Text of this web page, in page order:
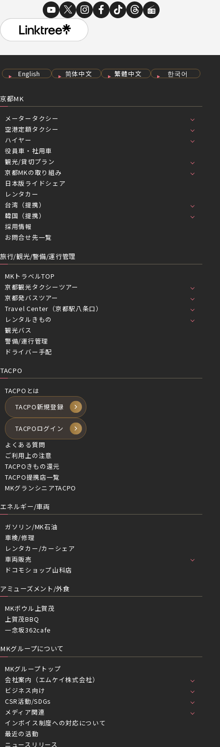
English 简体中文 繁體中文 한국어
京都MK
メータータクシー
空港定額タクシー
ハイヤー
役員車・社用車
観光/貸切プラン
京都MKの取り組み
日本版ライドシェア
レンタカー
台湾（提携）
韓国（提携）
採用情報
お問合せ先一覧
旅行/観光/警備/運行管理
MKトラベルTOP
京都観光タクシーツアー
京都発バスツアー
Travel Center（京都駅八条口）
レンタルきもの
観光バス
警備/運行管理
ドライバー手配
TACPO
TACPOとは
TACPO新規登録
TACPOログイン
よくある質問
ご利用上の注意
TACPOきもの還元
TACPO提携店一覧
MKグランシニアTACPO
エネルギー/車両
ガソリン/MK石油
車検/修理
レンタカー/カーシェア
車両販売
ドコモショップ山科店
アミューズメント/外食
MKボウル上賀茂
上賀茂BBQ
一念坂362cafe
MKグループについて
MKグループトップ
会社案内（エムケイ株式会社）
ビジネス向け
CSR活動/SDGs
メディア関連
インボイス制度への対応について
最近の活動
ニュースリリース